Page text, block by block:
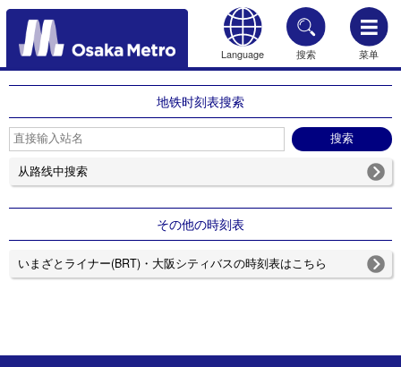
Language 搜索 菜单
HOME
地铁时刻表搜索
从路线中搜索
その他の時刻表
いまざとライナー(BRT)・大阪シティバスの時刻表はこちら